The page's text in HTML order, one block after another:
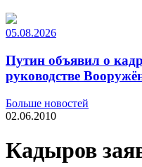
05.08.2026
Путин объявил о
руководстве
Больше новостей
02.06.2010
Кадыров